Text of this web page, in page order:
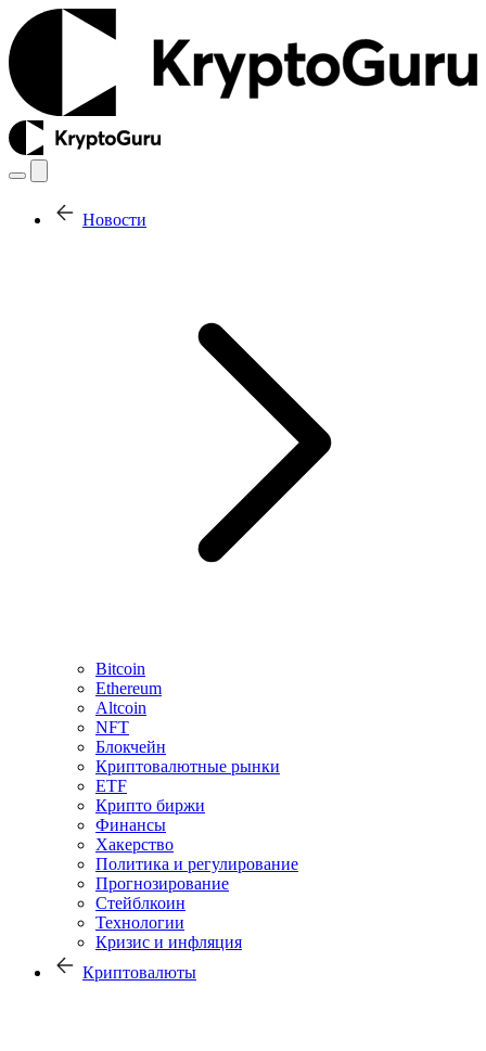
Новости
Bitcoin
Ethereum
Altcoin
NFT
Блокчейн
Криптовалютные рынки
ETF
Крипто биржи
Финансы
Хакерство
Политика и регулирование
Прогнозирование
Стейблкоин
Технологии
Кризис и инфляция
Криптовалюты